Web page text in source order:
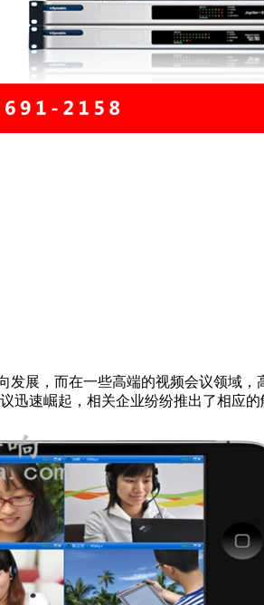
展，而在一些高端的视频会议领域，
速崛起，相关企业纷纷推出了相应的